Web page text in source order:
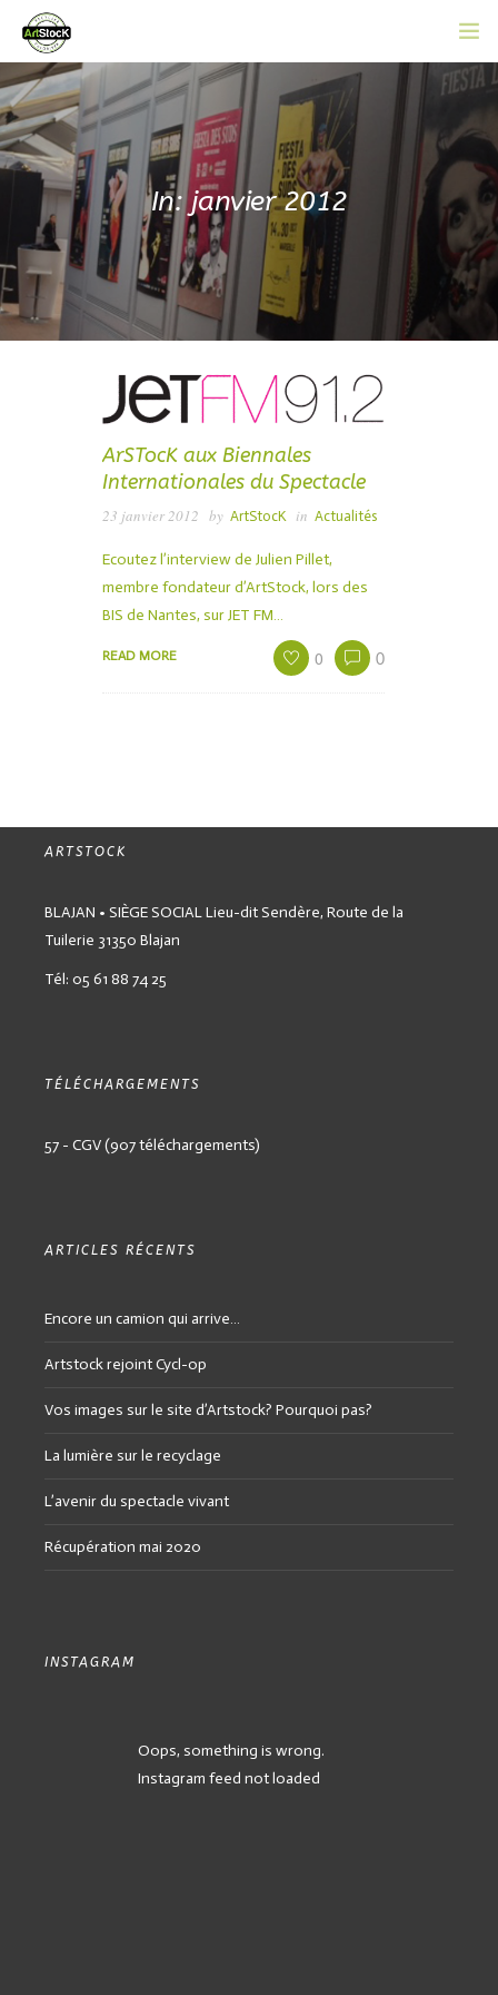
ACCUEIL
L’ASSOCIATION
CATALOGUE EN LIGNE
ACTUALITÉS
CONTACT
ADHÉRER
In: janvier 2012
ArSTocK aux Biennales
Internationales du Spectacle
23 janvier 2012 by ArtStocK in Actualités
Ecoutez l’interview de Julien Pillet,
membre fondateur d’ArtStock, lors des
BIS de Nantes, sur JET FM…
READ MORE 0 0
ARTSTOCK
BLAJAN • SIÈGE SOCIALLieu-dit Sendère, Route de la
Tuilerie 31350 Blajan
Tél: 05 61 88 74 25
TÉLÉCHARGEMENTS
57 - CGV (907 téléchargements)
ARTICLES RÉCENTS
Encore un camion qui arrive…
Artstock rejoint Cycl-op
Vos images sur le site d’Artstock? Pourquoi pas?
La lumière sur le recyclage
L’avenir du spectacle vivant
Récupération mai 2020
INSTAGRAM
Oops, something is wrong.
Instagram feed not loaded